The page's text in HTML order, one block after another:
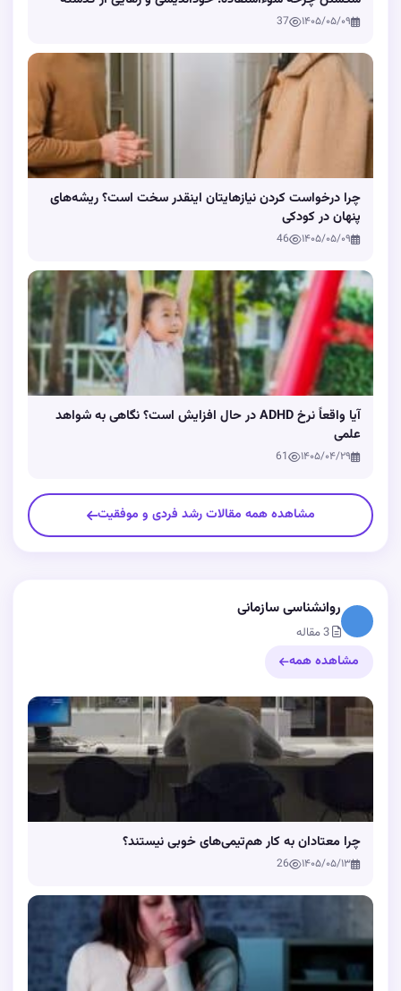
۱۴۰۵/۰۵/۰۹ 37
چرا درخواست کردن نیازهایتان اینقدر سخت است؟ ریشه‌های
پنهان در کودکی
۱۴۰۵/۰۵/۰۹ 46
آیا واقعاً نرخ ADHD در حال افزایش است؟ نگاهی به شواهد
علمی
۱۴۰۵/۰۴/۲۹ 61
مشاهده همه مقالات رشد فردی و موفقیت
روانشناسی سازمانی
مشاهده همه
چرا معتادان به کار هم‌تیمی‌های خوبی نیستند؟
۱۴۰۵/۰۵/۱۳ 26